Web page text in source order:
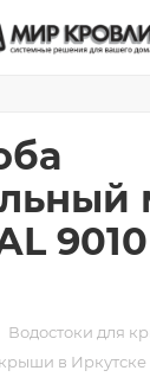
Водостоки для
в Иркутске